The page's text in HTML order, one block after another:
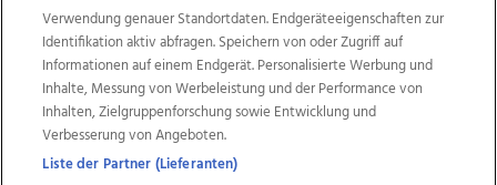
Weitere Angebote des Medienhauses Wimmer
TV1 di-mog-i.at OÖNow
Ischler Woche
Life Radio
OÖNachrichten
OÖN Immobilien
OÖN Karriere
OÖN Reise
Promenaden Galerien
Regionaljobs
wasistlos.at
Verwendung genauer Standortdaten. Endgeräteeigenschaften zur
Identifikation aktiv abfragen. Speichern von oder Zugriff auf
Informationen auf einem Endgerät. Personalisierte Werbung und
Inhalte, Messung von Werbeleistung und der Performance von
Inhalten, Zielgruppenforschung sowie Entwicklung und
Verbesserung von Angeboten.
Liste der Partner (Lieferanten)